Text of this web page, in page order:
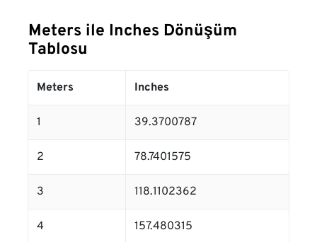
Meters ile Inches Dönüşüm
Tablosu
Meters Inches
1 39.3700787
2 78.7401575
3 118.1102362
4 157.480315